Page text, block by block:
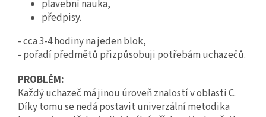
plavební nauka,
předpisy.
- cca 3-4 hodiny na jeden blok,
- pořadí předmětů přizpůsobuji potřebám uchazečů.
PROBLÉM:
Každý uchazeč má jinou úroveň znalostí v oblasti C.
Díky tomu se nedá postavit univerzální metodika